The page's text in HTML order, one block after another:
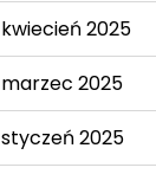
kwiecień 2025
marzec 2025
styczeń 2025